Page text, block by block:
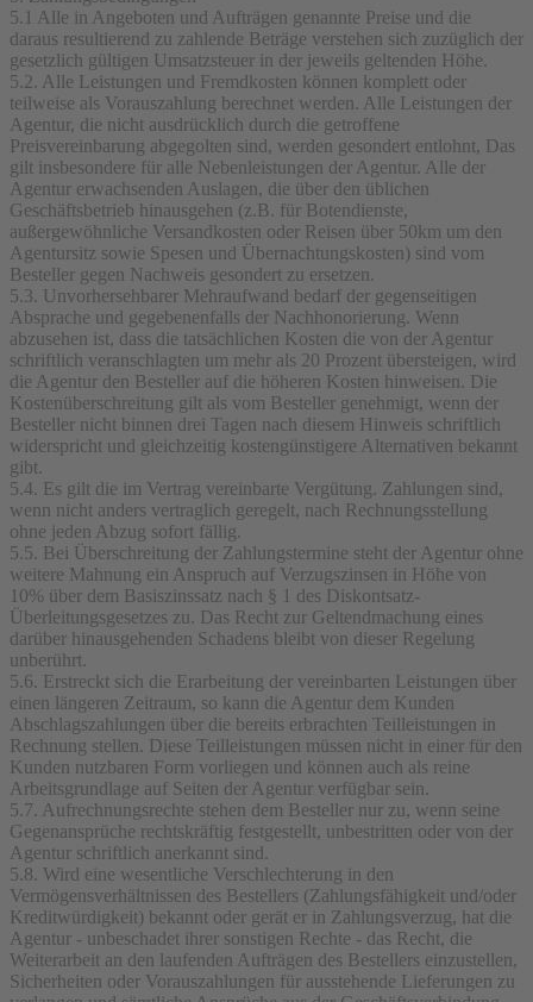
5.1 Alle in Angeboten und Aufträgen genannte Preise und die
daraus resultierend zu zahlende Beträge verstehen sich zuzüglich der
gesetzlich gültigen Umsatzsteuer in der jeweils geltenden Höhe.
5.2. Alle Leistungen und Fremdkosten können komplett oder
teilweise als Vorauszahlung berechnet werden. Alle Leistungen der
Agentur, die nicht ausdrücklich durch die getroffene
Preisvereinbarung abgegolten sind, werden gesondert entlohnt, Das
gilt insbesondere für alle Nebenleistungen der Agentur. Alle der
Agentur erwachsenden Auslagen, die über den üblichen
Geschäftsbetrieb hinausgehen (z.B. für Botendienste,
außergewöhnliche Versandkosten oder Reisen über 50km um den
Agentursitz sowie Spesen und Übernachtungskosten) sind vom
Besteller gegen Nachweis gesondert zu ersetzen.
5.3. Unvorhersehbarer Mehraufwand bedarf der gegenseitigen
Absprache und gegebenenfalls der Nachhonorierung. Wenn
abzusehen ist, dass die tatsächlichen Kosten die von der Agentur
schriftlich veranschlagten um mehr als 20 Prozent übersteigen, wird
die Agentur den Besteller auf die höheren Kosten hinweisen. Die
Kostenüberschreitung gilt als vom Besteller genehmigt, wenn der
Besteller nicht binnen drei Tagen nach diesem Hinweis schriftlich
widerspricht und gleichzeitig kostengünstigere Alternativen bekannt
gibt.
5.4. Es gilt die im Vertrag vereinbarte Vergütung. Zahlungen sind,
wenn nicht anders vertraglich geregelt, nach Rechnungsstellung
ohne jeden Abzug sofort fällig.
5.5. Bei Überschreitung der Zahlungstermine steht der Agentur ohne
weitere Mahnung ein Anspruch auf Verzugszinsen in Höhe von
10% über dem Basiszinssatz nach § 1 des Diskontsatz-
Überleitungsgesetzes zu. Das Recht zur Geltendmachung eines
darüber hinausgehenden Schadens bleibt von dieser Regelung
unberührt.
5.6. Erstreckt sich die Erarbeitung der vereinbarten Leistungen über
einen längeren Zeitraum, so kann die Agentur dem Kunden
Abschlagszahlungen über die bereits erbrachten Teilleistungen in
Rechnung stellen. Diese Teilleistungen müssen nicht in einer für den
Kunden nutzbaren Form vorliegen und können auch als reine
Arbeitsgrundlage auf Seiten der Agentur verfügbar sein.
5.7. Aufrechnungsrechte stehen dem Besteller nur zu, wenn seine
Gegenansprüche rechtskräftig festgestellt, unbestritten oder von der
Agentur schriftlich anerkannt sind.
5.8. Wird eine wesentliche Verschlechterung in den
Vermögensverhältnissen des Bestellers (Zahlungsfähigkeit und/oder
Kreditwürdigkeit) bekannt oder gerät er in Zahlungsverzug, hat die
Agentur - unbeschadet ihrer sonstigen Rechte - das Recht, die
Weiterarbeit an den laufenden Aufträgen des Bestellers einzustellen,
Sicherheiten oder Vorauszahlungen für ausstehende Lieferungen zu